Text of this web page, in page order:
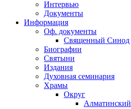
Интервью
Документы
Информация
Оф. документы
Священный Синод
Биографии
Святыни
Издания
Духовная семинария
Храмы
Округ
Алматинский